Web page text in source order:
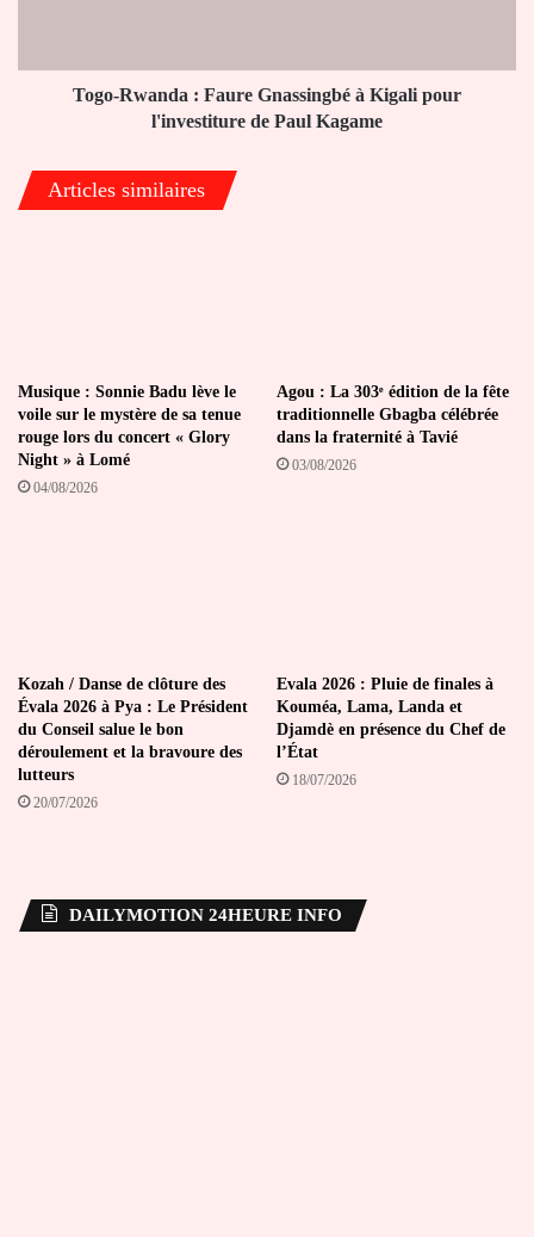
l'investiture
Togo-Rwanda : Faure Gnassingbé à Kigali pour
l'investiture de Paul Kagame
Articles similaires
Musique : Sonnie Badu lève le
voile sur le mystère de sa tenue
rouge lors du concert « Glory
Night » à Lomé
04/08/2026
Agou : La 303ᵉ édition de la fête
traditionnelle Gbagba célébrée
dans la fraternité à Tavié
03/08/2026
Kozah / Danse de clôture des
Évala 2026 à Pya : Le Président
du Conseil salue le bon
déroulement et la bravoure des
lutteurs
20/07/2026
Evala 2026 : Pluie de finales à
Kouméa, Lama, Landa et
Djamdè en présence du Chef de
l’État
18/07/2026
DAILYMOTION 24HEURE INFO